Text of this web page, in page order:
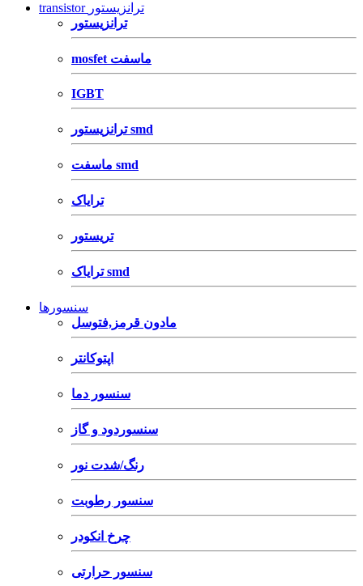
transistor ترانزیستور
ترانزیستور
mosfet ماسفت
IGBT
ترانزیستور smd
ماسفت smd
ترایاک
تریستور
ترایاک smd
سنسورها
مادون قرمز,فتوسل
اپتوکانتر
سنسور دما
سنسوردود و گاز
رنگ/شدت نور
سنسور رطوبت
چرخ انکودر
سنسور حرارتی